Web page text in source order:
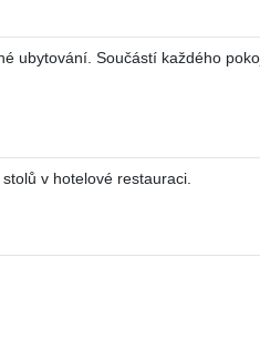
ubytování. Součástí každého
v hotelové restauraci.